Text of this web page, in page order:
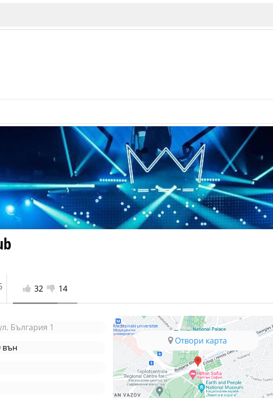
СОФИЯ
Пловдив
В. Търново
Банско
32 14
България 1
вън
Отвори карта